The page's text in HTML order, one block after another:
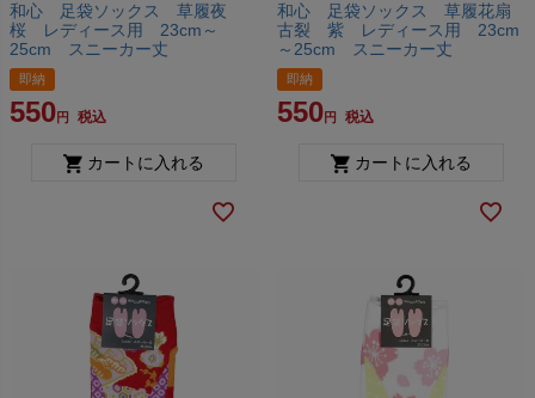
和心 足袋ソックス 草履夜
桜 レディース用 23cm～
25cm スニーカー丈
即納
550 税込
カートに入れる
和心 足袋ソックス 草履花扇
古裂 紫 レディース用 23cm
～25cm スニーカー丈
即納
550 税込
カートに入れる